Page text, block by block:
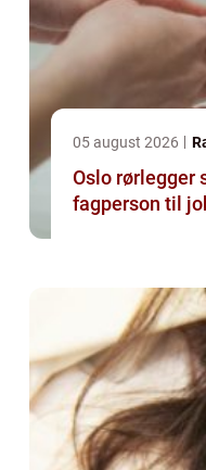
05 august 2026
Oslo rørlegger slik finner du riktig
fagperson til